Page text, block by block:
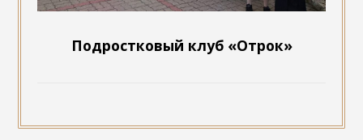
Подростковый клуб «Отрок»